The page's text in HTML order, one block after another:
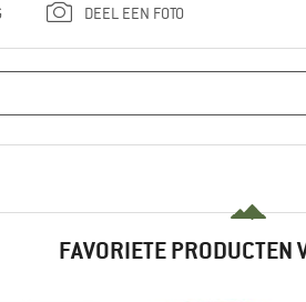
DEEL EEN FOTO
FAVORIETE PRODUCTEN